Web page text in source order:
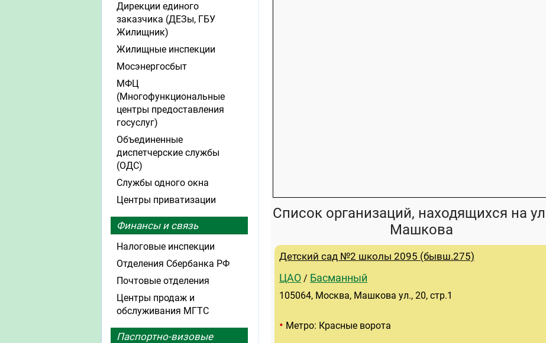
Список организаций, находящихся на
Машкова
Детский сад №2 школы 2095 (бывш.275)
ЦАО / Басманный
105064, Москва, Машкова ул., 20, стр.1
• Метро: Красные ворота
Дирекции единого
заказчика (ДЕЗы, ГБУ
Жилищник)
Жилищные инспекции
Мосэнергосбыт
МФЦ
(Многофункциональные
центры предоставления
госуслуг)
Объединенные
диспетчерские службы
(ОДС)
Службы одного окна
Центры приватизации
Финансы и связь
Налоговые инспекции
Отделения Сбербанка РФ
Почтовые отделения
Центры продаж и
обслуживания МГТС
Паспортно-визовые